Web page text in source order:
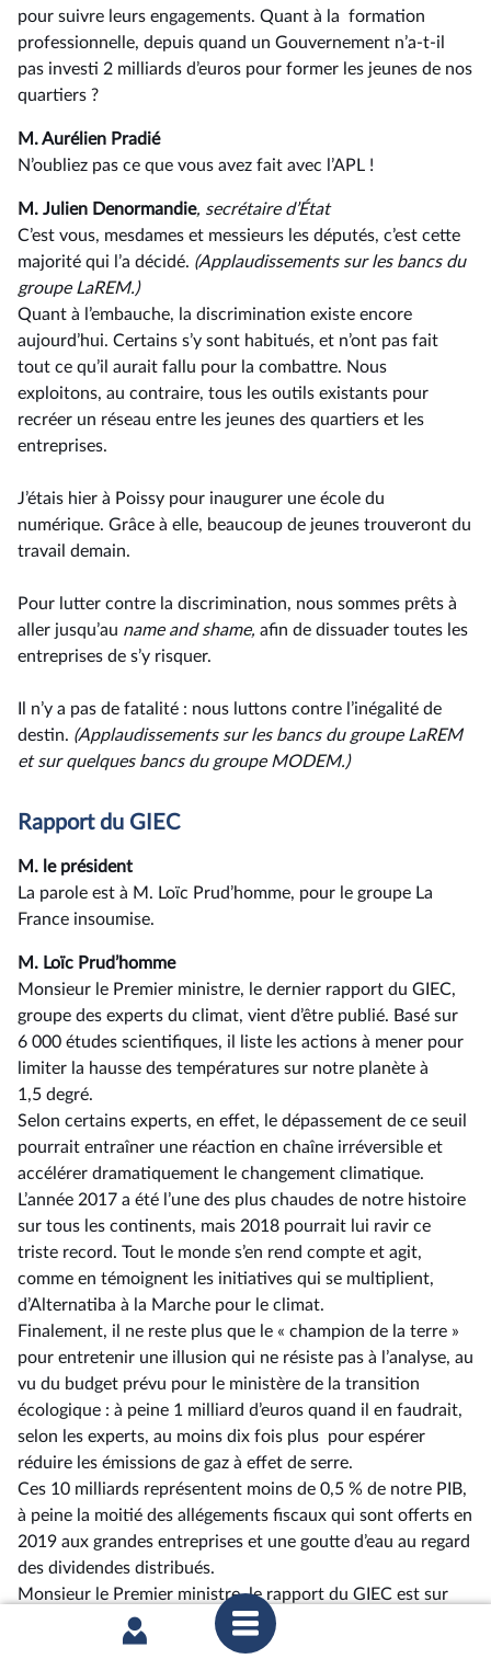
pour suivre leurs engagements. Quant à la formation
professionnelle, depuis quand un Gouvernement n’a-t-il
pas investi 2 milliards d’euros pour former les jeunes de nos
quartiers ?
M. Aurélien Pradié
N’oubliez pas ce que vous avez fait avec l’APL !
M. Julien Denormandie, secrétaire d’État
C’est vous, mesdames et messieurs les députés, c’est cette
majorité qui l’a décidé. (Applaudissements sur les bancs du
groupe LaREM.)
Quant à l’embauche, la discrimination existe encore
aujourd’hui. Certains s’y sont habitués, et n’ont pas fait
tout ce qu’il aurait fallu pour la combattre. Nous
exploitons, au contraire, tous les outils existants pour
recréer un réseau entre les jeunes des quartiers et les
entreprises.
J’étais hier à Poissy pour inaugurer une école du
numérique. Grâce à elle, beaucoup de jeunes trouveront du
travail demain.
Pour lutter contre la discrimination, nous sommes prêts à
aller jusqu’au name and shame, afin de dissuader toutes les
entreprises de s’y risquer.
Il n’y a pas de fatalité : nous luttons contre l’inégalité de
destin. (Applaudissements sur les bancs du groupe LaREM
et sur quelques bancs du groupe MODEM.)
Rapport du GIEC
M. le président
La parole est à M. Loïc Prud’homme, pour le groupe La
France insoumise.
M. Loïc Prud’homme
Monsieur le Premier ministre, le dernier rapport du GIEC,
groupe des experts du climat, vient d’être publié. Basé sur
6 000 études scientifiques, il liste les actions à mener pour
limiter la hausse des températures sur notre planète à
1,5 degré.
Selon certains experts, en effet, le dépassement de ce seuil
pourrait entraîner une réaction en chaîne irréversible et
accélérer dramatiquement le changement climatique.
L’année 2017 a été l’une des plus chaudes de notre histoire
sur tous les continents, mais 2018 pourrait lui ravir ce
triste record. Tout le monde s’en rend compte et agit,
comme en témoignent les initiatives qui se multiplient,
d’Alternatiba à la Marche pour le climat.
Finalement, il ne reste plus que le « champion de la terre »
pour entretenir une illusion qui ne résiste pas à l’analyse, au
vu du budget prévu pour le ministère de la transition
écologique : à peine 1 milliard d’euros quand il en faudrait,
selon les experts, au moins dix fois plus pour espérer
réduire les émissions de gaz à effet de serre.
Ces 10 milliards représentent moins de 0,5 % de notre PIB,
à peine la moitié des allégements fiscaux qui sont offerts en
2019 aux grandes entreprises et une goutte d’eau au regard
des dividendes distribués.
Monsieur le Premier ministre, le rapport du GIEC est sur
votre bureau. La température ne doit pas augmenter au-
delà de l,5 degré, mais notre trajectoire actuelle nous